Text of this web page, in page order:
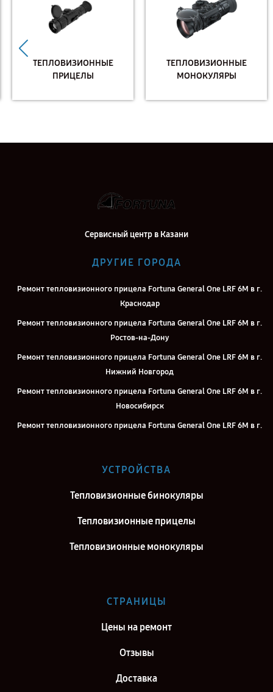
ТЕПЛОВИЗИОННЫЕ
ПРИЦЕЛЫ
ТЕПЛОВИЗИОННЫЕ
МОНОКУЛЯРЫ
Сервисный центр в Казани
ДРУГИЕ ГОРОДА
Ремонт тепловизионного прицела Fortuna General One LRF 6M в г.
Краснодар
Ремонт тепловизионного прицела Fortuna General One LRF 6M в г.
Ростов-на-Дону
Ремонт тепловизионного прицела Fortuna General One LRF 6M в г.
Нижний Новгород
Ремонт тепловизионного прицела Fortuna General One LRF 6M в г.
Новосибирск
Ремонт тепловизионного прицела Fortuna General One LRF 6M в г.
Екатеринбург
Ремонт тепловизионного прицела Fortuna General One LRF 6M в г.
Ремонт тепловизионного прицела Fortuna General One LRF 6M в г.
Саратов
Ремонт тепловизионного прицела Fortuna General One LRF 6M в г.
Ремонт тепловизионного прицела Fortuna General One LRF 6M в г.
Санкт-Петербург
УСТРОЙСТВА
Тепловизионные бинокуляры
Тепловизионные прицелы
Тепловизионные монокуляры
СТРАНИЦЫ
Цены на ремонт
Отзывы
Доставка